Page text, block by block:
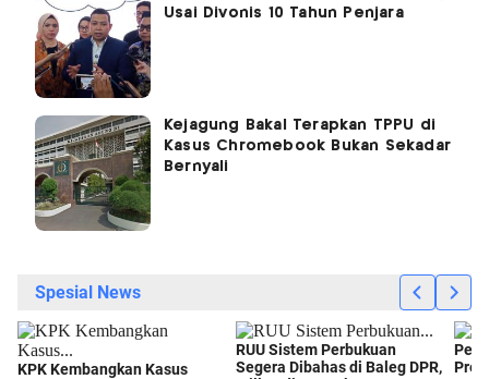
Usai Divonis 10 Tahun Penjara
Kejagung Bakal Terapkan TPPU di
Kasus Chromebook Bukan Sekadar
Bernyali